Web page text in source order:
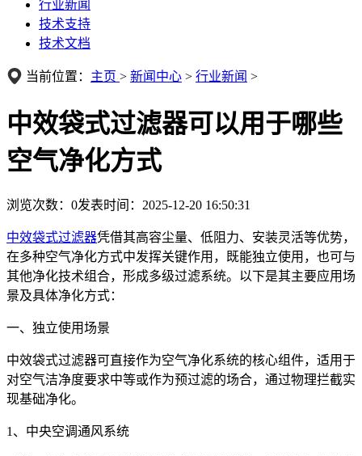
行业新闻
技术支持
技术文档
当前位置： 主页 > 新闻中心 > 行业新闻 >
中效袋式过滤器可以用于哪些
空气净化方式
浏览次数： 0发表时间：2025-12-20 16:50:31
中效袋式过滤器凭借其高容尘量、低阻力、安装灵活等优势，
在多种空气净化方式中发挥关键作用，既能独立使用，也可与
其他净化技术组合，形成多级过滤系统。以下是其主要应用场
景及具体净化方式：
一、独立使用场景
中效袋式过滤器可直接作为空气净化系统的核心组件，适用于
对空气洁净度要求中等或作为预过滤的场合，通过物理拦截实
现基础净化。
1、中央空调通风系统